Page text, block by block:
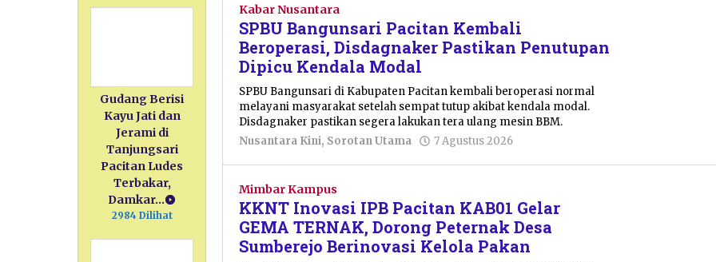
Gudang Berisi
Kayu Jati dan
Jerami di
Tanjungsari
Pacitan Ludes
Terbakar,
Damkar…
2984 Dilihat
Pacitanku
Kabar Nusantara
SPBU Bangunsari Pacitan Kembali
Beroperasi, Disdagnaker Pastikan Penutupan
Dipicu Kendala Modal
SPBU Bangunsari di Kabupaten Pacitan kembali beroperasi normal
melayani masyarakat setelah sempat tutup akibat kendala modal.
Disdagnaker pastikan segera lakukan tera ulang mesin BBM.
Nusantara Kini, Sorotan Utama 7 Agustus 2026
Shalahuddin
Mimbar Kampus
KKNT Inovasi IPB Pacitan KAB01 Gelar
GEMA TERNAK, Dorong Peternak Desa
Sumberejo Berinovasi Kelola Pakan